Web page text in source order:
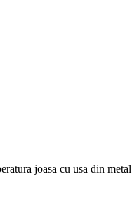
joasa cu usa din metal